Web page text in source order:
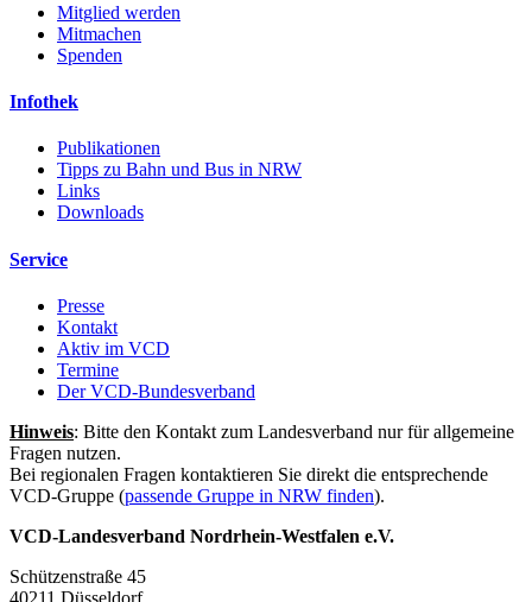
Mitglied werden
Mitmachen
Spenden
Infothek
Publikationen
Tipps zu Bahn und Bus in NRW
Links
Downloads
Service
Presse
Kontakt
Aktiv im VCD
Termine
Der VCD-Bundesverband
Hinweis: Bitte den Kontakt zum Landesverband nur für allgemeine
Fragen nutzen.
Bei regionalen Fragen kontaktieren Sie direkt die entsprechende
VCD-Gruppe (passende Gruppe in NRW finden).
VCD-Landesverband Nordrhein-Westfalen e.V.
Schützenstraße 45
40211 Düsseldorf